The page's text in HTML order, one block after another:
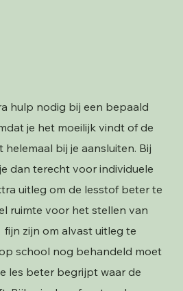
hulp nodig bij een bepaald
je het moeilijk vindt of de
bij je aansluiten. Bij
dan terecht voor individuele
uitleg om de lesstof beter te
ruimte voor het stellen van
zijn om alvast uitleg te
school nog behandeld moet
les beter begrijpt waar de